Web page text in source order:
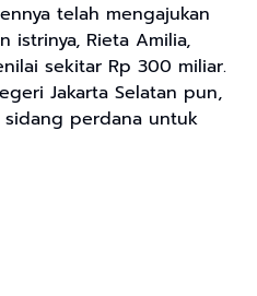
telah mengajukan
istrinya, Rieta Amilia,
sekitar Rp 300 miliar.
Jakarta Selatan pun,
perdana untuk